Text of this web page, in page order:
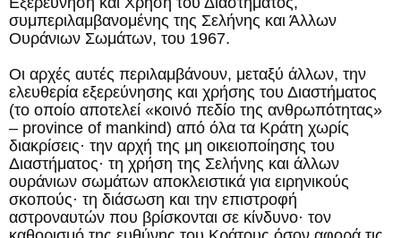
συμπεριλαμβανομένης της Σελήνης και Άλλων
Ουράνιων Σωμάτων, του 1967.
Οι αρχές αυτές περιλαμβάνουν, μεταξύ άλλων, την
ελευθερία εξερεύνησης και χρήσης του Διαστήματος
(το οποίο αποτελεί «κοινό πεδίο της ανθρωπότητας»
– province of mankind) από όλα τα Kράτη χωρίς
διακρίσεις· την αρχή της μη οικειοποίησης του
Διαστήματος· τη χρήση της Σελήνης και άλλων
ουράνιων σωμάτων αποκλειστικά για ειρηνικούς
σκοπούς· τη διάσωση και την επιστροφή
αστροναυτών που βρίσκονται σε κίνδυνο· τον